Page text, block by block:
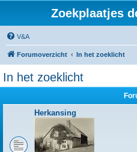
Zoekplaatjes
V&A
Forumoverzicht In het zoeklicht
In het zoeklicht
Herkansing